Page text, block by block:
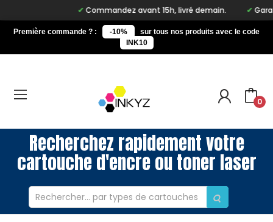
Commandez avant 15h, livré demain.
Première commande ? : -10%
sur tous nos produits avec le code
INK10
0
Recherchez rapidement votre
cartouche d'encre ou toner laser